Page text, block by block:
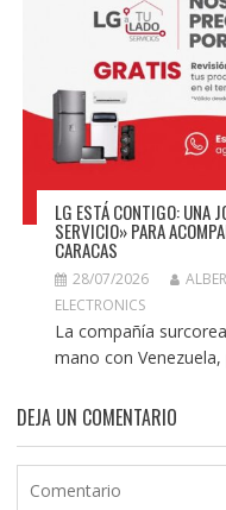
LG ESTÁ CONTIGO: UNA
SERVICIO» PARA
CARACAS
28/07/2026
ELECTRONICS
La compañía
mano con
DEJA UN COMENTARIO